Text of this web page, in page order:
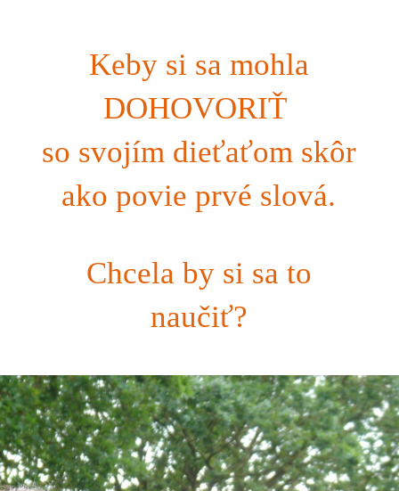
Keby si sa mohla
DOHOVORIŤ
so svojím dieťaťom skôr
ako povie prvé slová.
Chcela by si sa to
naučiť?